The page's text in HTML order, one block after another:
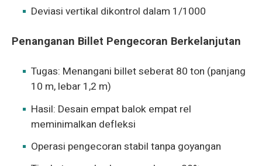
Deviasi vertikal dikontrol dalam 1/1000
Penanganan Billet Pengecoran Berkelanjutan
Tugas: Menangani billet seberat 80 ton (panjang
10 m, lebar 1,2 m)
Hasil: Desain empat balok empat rel
meminimalkan defleksi
Operasi pengecoran stabil tanpa goyangan